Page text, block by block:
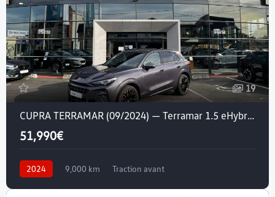
19
CUPRA TERRAMAR (09/2024) — Terramar 1.5 eHybrid 272 ch DSG6
51,990€
2024 9,000 km
Traction avant